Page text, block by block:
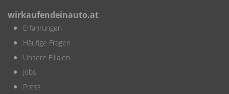
wirkaufendeinauto.at
Erfahrungen
Häufige Fragen
Unsere Filialen
Jobs
Press